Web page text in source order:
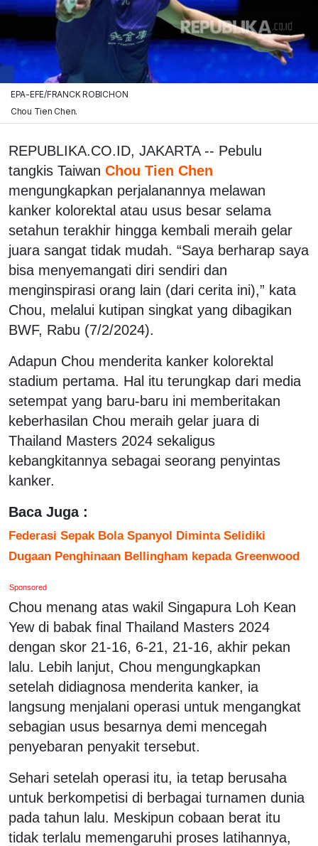
EPA-EFE/FRANCK ROBICHON
Chou Tien Chen.
REPUBLIKA.CO.ID, JAKARTA -- Pebulu
tangkis Taiwan Chou Tien Chen
mengungkapkan perjalanannya melawan
kanker kolorektal atau usus besar selama
setahun terakhir hingga kembali meraih gelar
juara sangat tidak mudah. “Saya berharap saya
bisa menyemangati diri sendiri dan
menginspirasi orang lain (dari cerita ini),” kata
Chou, melalui kutipan singkat yang dibagikan
BWF, Rabu (7/2/2024).
Adapun Chou menderita kanker kolorektal
stadium pertama. Hal itu terungkap dari media
setempat yang baru-baru ini memberitakan
keberhasilan Chou meraih gelar juara di
Thailand Masters 2024 sekaligus
kebangkitannya sebagai seorang penyintas
kanker.
Baca Juga :
Federasi Sepak Bola Spanyol Diminta Selidiki
Dugaan Penghinaan Bellingham kepada Greenwood
Sponsored
Chou menang atas wakil Singapura Loh Kean
Yew di babak final Thailand Masters 2024
dengan skor 21-16, 6-21, 21-16, akhir pekan
lalu. Lebih lanjut, Chou mengungkapkan
setelah didiagnosa menderita kanker, ia
langsung menjalani operasi untuk mengangkat
sebagian usus besarnya demi mencegah
penyebaran penyakit tersebut.
Sehari setelah operasi itu, ia tetap berusaha
untuk berkompetisi di berbagai turnamen dunia
pada tahun lalu. Meskipun cobaan berat itu
tidak terlalu memengaruhi proses latihannya,